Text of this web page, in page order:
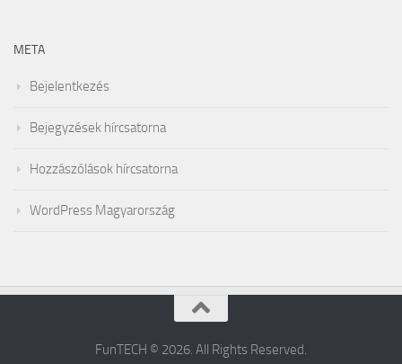
META
Bejelentkezés
Bejegyzések hírcsatorna
Hozzászólások hírcsatorna
WordPress Magyarország
FunTECH © 2026. All Rights Reserved.